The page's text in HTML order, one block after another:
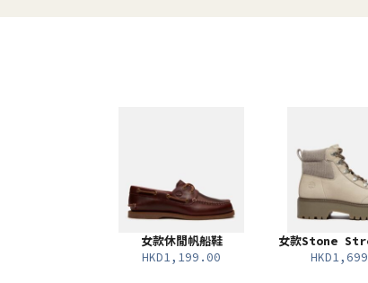
女款休閒帆船鞋
HKD1,199.00
女款Stone